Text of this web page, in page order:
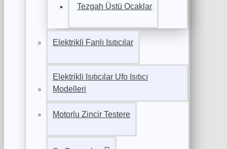
Tezgah Üstü Ocaklar
Elektrikli Fanlı Isıtıcılar
Elektrikli Isıtıcılar Ufo Isıtıcı
Modelleri
Motorlu Zincir Testere